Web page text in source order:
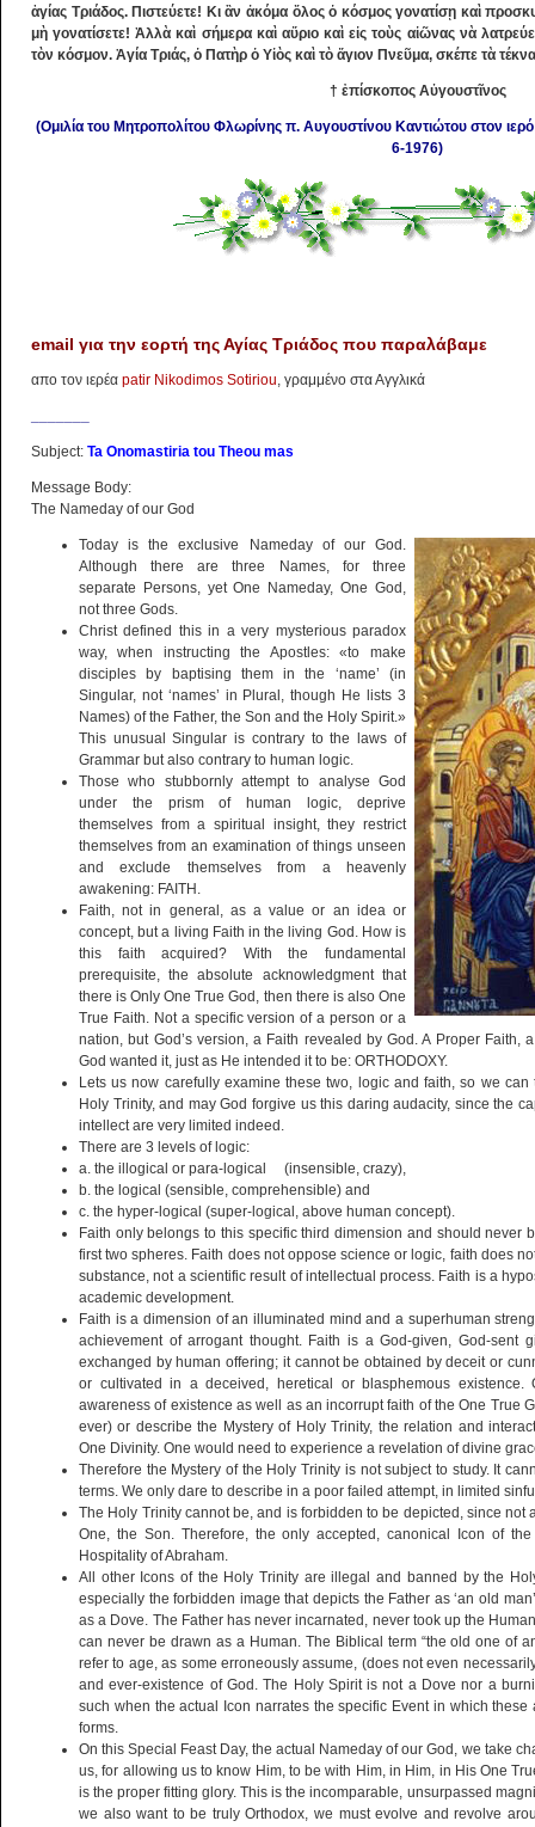
ἁγίας Τριάδος. Πιστεύετε! Κι ἂν ἀκόμα ὅλος ὁ κόσμος γονατί­σῃ καὶ
μὴ γονατίσετε! Ἀλ­λὰ καὶ σήμερα καὶ αὔριο καὶ εἰς τοὺς αἰῶνας νὰ
τὸν κόσμον. Ἁγία Τριάς, ὁ Πατὴρ ὁ Υἱὸς καὶ τὸ ἅγιον Πνεῦμα, σκέπε τὰ
† ἐπίσκοπος Αὐγουστῖνος
(Ομιλία του Μητροπολίτου Φλωρίνης π. Αυγουστίνου Καντιώτου στον
6-1976)
email για την εορτή της Αγίας Τριάδος που παραλάβαμε
απο τον ιερέα patir Nikodimos Sotiriou, γραμμένο στα Αγγλικά
Subject: Ta Onomastiria tou Theou mas
Message Body:
The Nameday of our God
Today is the exclusive Nameday of our God.
Although there are three Names, for three
separate Persons, yet One Nameday, One God,
not three Gods.
Christ defined this in a very mysterious paradox
way, when instructing the Apostles: «to make
disciples by baptising them in the ‘name’ (in
Singular, not ‘names’ in Plural, though He lists 3
Names) of the Father, the Son and the Holy Spirit.»
This unusual Singular is contrary to the laws of
Grammar but also contrary to human logic.
Those who stubbornly attempt to analyse God
under the prism of human logic, deprive
themselves from a spiritual insight, they restrict
themselves from an examination of things unseen
and exclude themselves from a heavenly
awakening: FAITH.
Faith, not in general, as a value or an idea or
concept, but a living Faith in the living God. How is
this faith acquired? With the fundamental
prerequisite, the absolute acknowledgment that
there is Only One True God, then there is also One
True Faith. Not a specific version of a person or a
nation, but God’s version, a Faith revealed by God. A Proper Faith,
God wanted it, just as He intended it to be: ORTHODOXY.
Lets us now carefully examine these two, logic and faith, so we
Holy Trinity, and may God forgive us this daring audacity, since the
intellect are very limited indeed.
There are 3 levels of logic:
a. the illogical or para-logical (insensible, crazy),
b. the logical (sensible, comprehensible) and
c. the hyper-logical (super-logical, above human concept).
Faith only belongs to this specific third dimension and should never
first two spheres. Faith does not oppose science or logic, faith does
substance, not a scientific result of intellectual process. Faith is a
academic development.
Faith is a dimension of an illuminated mind and a superhuman
achievement of arrogant thought. Faith is a God-given, God-sent
exchanged by human offering; it cannot be obtained by deceit or
or cultivated in a deceived, heretical or blasphemous
awareness of existence as well as an incorrupt faith of the One True
ever) or describe the Mystery of Holy Trinity, the relation and
One Divinity. One would need to experience a revelation of divine
Therefore the Mystery of the Holy Trinity is not subject to study. It
terms. We only dare to describe in a poor failed attempt, in limited
The Holy Trinity cannot be, and is forbidden to be depicted, since
One, the Son. Therefore, the only accepted, canonical Icon of
Hospitality of Abraham.
All other Icons of the Holy Trinity are illegal and banned by the
especially the forbidden image that depicts the Father as ‘an old
as a Dove. The Father has never incarnated, never took up the
can never be drawn as a Human. The Biblical term “the old one of
refer to age, as some erroneously assume, (does not even
and ever-existence of God. The Holy Spirit is not a Dove nor a
such when the actual Icon narrates the specific Event in which
forms.
On this Special Feast Day, the actual Nameday of our God, we take
us, for allowing us to know Him, to be with Him, in Him, in His One
is the proper fitting glory. This is the incomparable, unsurpassed
we also want to be truly Orthodox, we must evolve and revolve